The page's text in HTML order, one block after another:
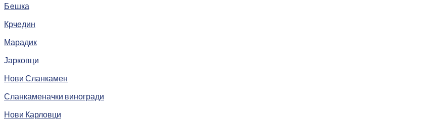
Бeшка
Крчедин
Марадик
Јарковци
Нови Сланкамен
Сланкаменачки виногради
Нови Карловци